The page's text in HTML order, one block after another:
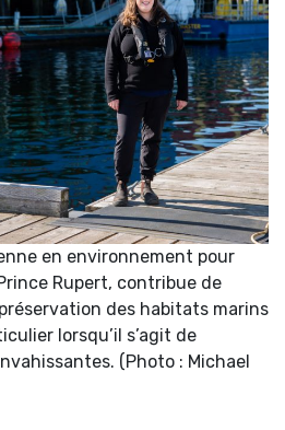
en environnement pour
Rupert, contribue de
des habitats marins
lorsqu’il s’agit de
(Photo : Michael